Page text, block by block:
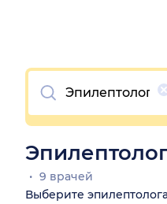
Очистить
9 врачей
Выберите